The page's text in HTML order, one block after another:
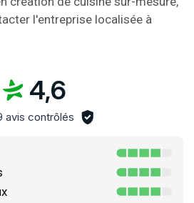
l'entreprise localisée à
4,6
avis contrôlés